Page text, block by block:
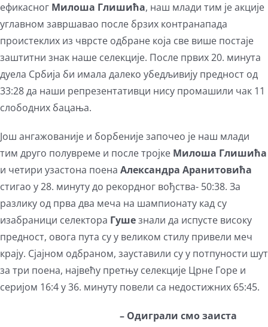
ефикасног Милоша Глишића, наш млади тим је акције
углавном завршавао после брзих контранапада
проистеклих из чврсте одбране која све више постаје
заштитни знак наше селекције. После првих 20. минута
дуела Србија би имала далеко убедљивију предност од
33:28 да наши репрезентативци нису промашили чак 11
слободних бацања.
Још ангажованије и борбеније започео је наш млади
тим друго полувреме и после тројке Милоша Глишића
и четири узастона поена Александра Аранитовића
стигао у 28. минуту до рекордног вођства- 50:38. За
разлику од прва два меча на шампионату кад су
изабраници селектора Гушезнали да испусте високу
предност, овога пута су у великом стилу привели меч
крају. Сјајном одбраном, зауставили су у потпуности шут
за три поена, највећу претњу селекције Црне Горе и
серијом 16:4 у 36. минуту повели са недостижних 65:45.
– Одиграли смо заиста